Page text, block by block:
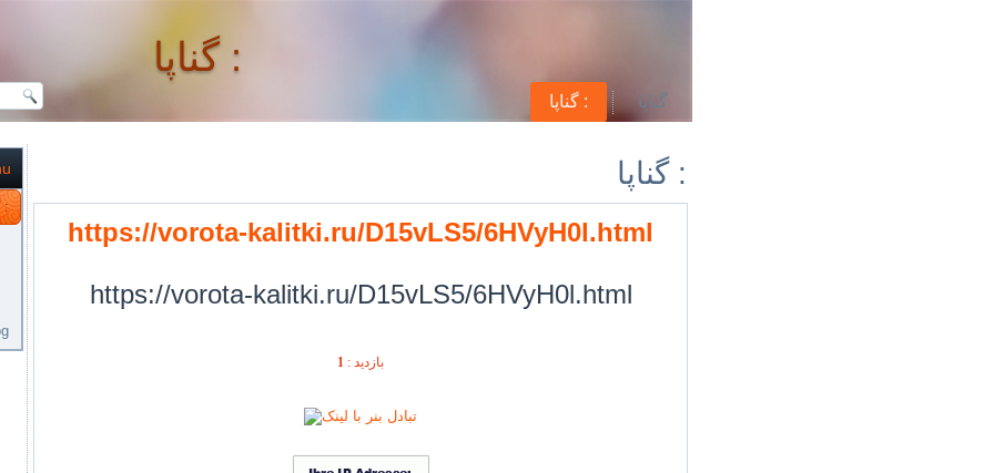
گناپا :
گناپا : گناپا
گناپا :
گناپا :
https://vorota-kalitki.ru/D15vLS5/6HVyH0l.html
https://vorota-kalitki.ru/D15vLS5/6HVyH0l.html
بازديد : 1